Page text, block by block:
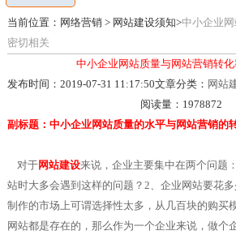
销
推
当前位置： 网络营销 > 网站建设须知>中小企业
密切相关
中小企业网站质量与网站营销转
发布时间：2019-07-31 11:17:50文章分类： 网站
阅读量： 1978872
副标题：中小企业网站质量的水平与网站营销的
对于网站建设来说，企业主要集中在两个问题
站时大多会遇到这样的问题？2、企业网站要花
制作的市场上可谓选择性太多，从几百块的购买
网站都是存在的，那么作为一个企业来说，做个